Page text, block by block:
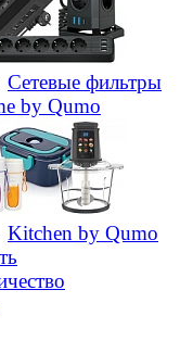
Сетевые фильтры
by Qumo
Kitchen by Qumo